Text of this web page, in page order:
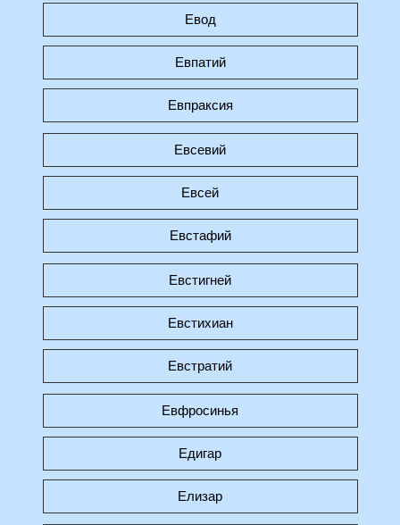
Евод
Евпатий
Евпраксия
Евсевий
Евсей
Евстафий
Евстигней
Евстихиан
Евстратий
Евфросинья
Едигар
Елизар